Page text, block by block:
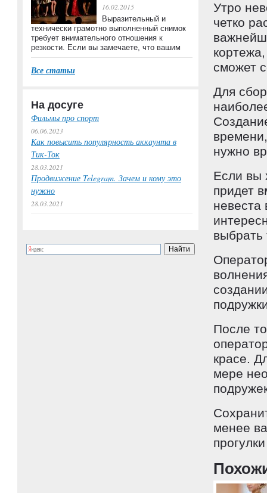
Утро
четко
сможет
Для
нужно
Если вы
придет
невеста
выбрать
После
красе.
мере
менее
16.02.2015
Выразительный и
технически грамотно выполненный снимок
требует внимательного отношения к
резкости. Если вы замечаете, что вашим
Все статьи
На досуге
Фильмы про спорт
06.06.2023
Как повысить популярность аккаунта в
Тик-Ток
28.03.2021
Продвижение Telegram. Зачем и кому это
нужно
28.03.2021